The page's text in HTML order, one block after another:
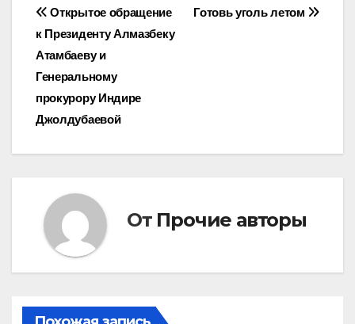
Навигация
по
записям
Готовь уголь летом
Открытое обращение
к Президенту Алмазбеку
Атамбаеву и
Генеральному
прокурору Индире
Джолдубаевой
От Прочие авторы